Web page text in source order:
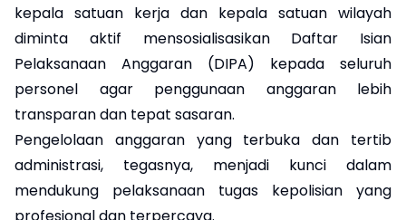
kepala satuan kerja dan kepala satuan wilayah
diminta aktif mensosialisasikan Daftar Isian
Pelaksanaan Anggaran (DIPA) kepada seluruh
personel agar penggunaan anggaran lebih
transparan dan tepat sasaran.
Pengelolaan anggaran yang terbuka dan tertib
administrasi, tegasnya, menjadi kunci dalam
mendukung pelaksanaan tugas kepolisian yang